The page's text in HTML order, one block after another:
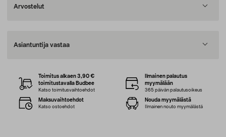
Arvostelut
Asiantuntija vastaa
Toimitus alkaen 3,90 €
toimitustavalla Budbee
Katso toimitusvaihtoehdot
Ilmainen palautus
myymälään
365 päivän palautusoikeus
Maksuvaihtoehdot
Katso ostoehdot
Nouda myymälästä
Ilmainen nouto myymälästä